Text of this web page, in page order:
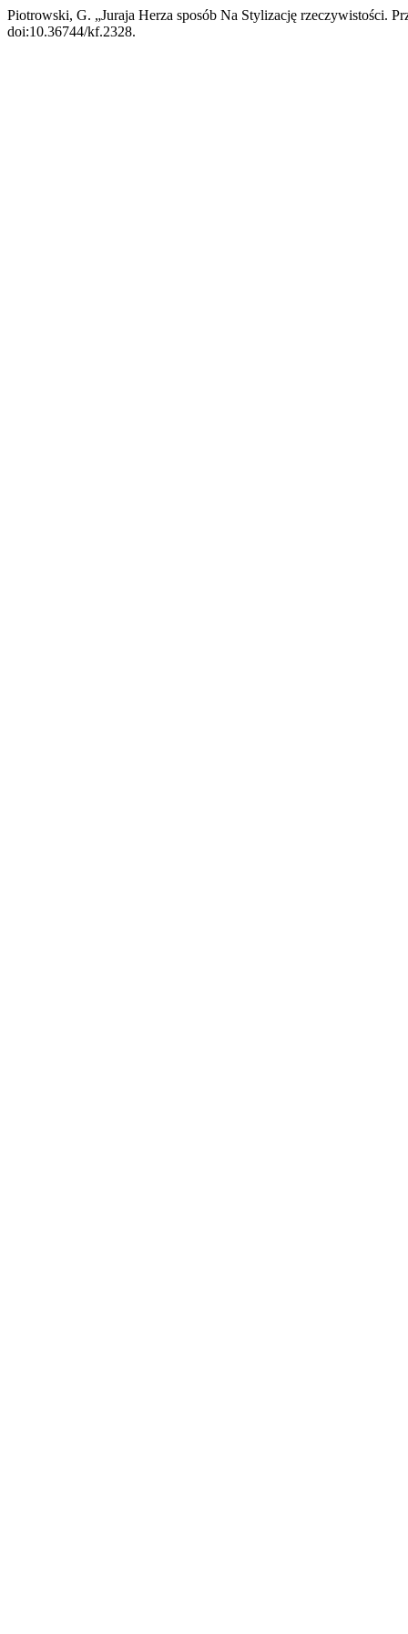
Piotrowski, G. „Juraja Herza sposób Na Stylizację rzeczywistości.
doi:10.36744/kf.2328.